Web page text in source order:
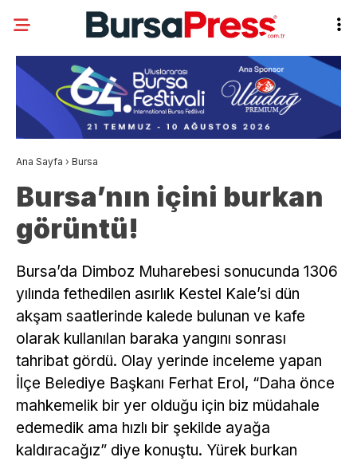
Ana Sayfa › Bursa
Bursa’nın içini burkan
görüntü!
Bursa’da Dimboz Muharebesi sonucunda 1306
yılında fethedilen asırlık Kestel Kale’si dün
akşam saatlerinde kalede bulunan ve kafe
olarak kullanılan baraka yangını sonrası
tahribat gördü. Olay yerinde inceleme yapan
İlçe Belediye Başkanı Ferhat Erol, “Daha önce
mahkemelik bir yer olduğu için biz müdahale
edemedik ama hızlı bir şekilde ayağa
kaldıracağız” diye konuştu. Yürek burkan